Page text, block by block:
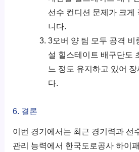
선수 컨디션 문제가 크게
니다.
3오버 양 팀 모두 공격 비
설 힐스테이트 배구단도
느 정도 유지하고 있어
다.
6. 결론
이번 경기에서는 최근 경기력과 선
관리 능력에서 한국도로공사 하이